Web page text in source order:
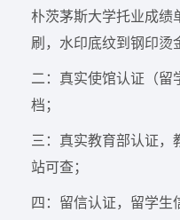
朴茨茅斯大学托业成绩
刷，水印底纹到钢印烫
二：真实使馆认证（留
档；
三：真实教育部认证，
站可查；
四：留信认证，留学生